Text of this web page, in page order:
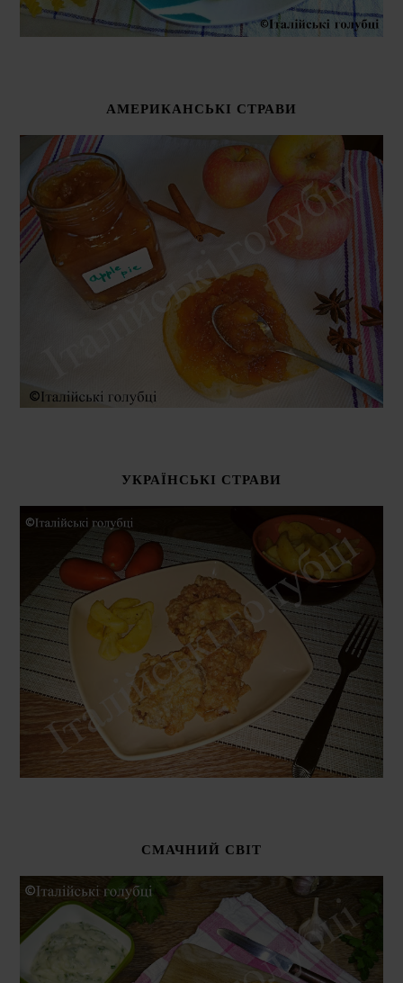
АМЕРИКАНСЬКІ СТРАВИ
УКРАЇНСЬКІ СТРАВИ
СМАЧНИЙ СВІТ